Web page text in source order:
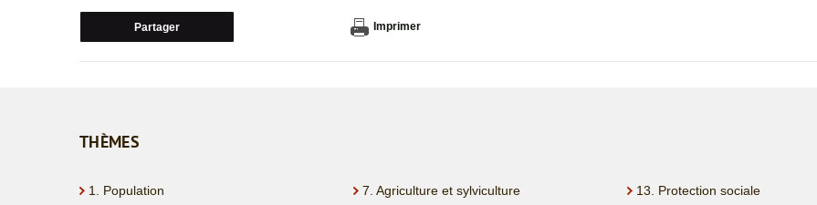
Partager Imprimer
THÈMES
1. Population
7. Agriculture et sylviculture
13. Protection sociale